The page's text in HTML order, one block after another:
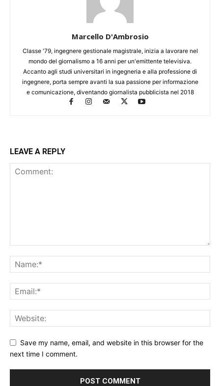
Marcello D'Ambrosio
Classe '79, ingegnere gestionale magistrale, inizia a lavorare nel
mondo del giornalismo a 16 anni per un'emittente televisiva.
Accanto agli studi universitari in ingegneria e alla professione di
ingegnere, porta sempre avanti la sua passione per informazione
e comunicazione, diventando giornalista pubblicista nel 2018
LEAVE A REPLY
Save my name, email, and website in this browser for the
next time I comment.